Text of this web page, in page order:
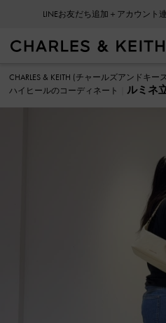
LINEお友だち追加＋アカウント
CHARLES & KEITH (チャールズアンドキー
ハイヒールのコーディネート
ルミネ